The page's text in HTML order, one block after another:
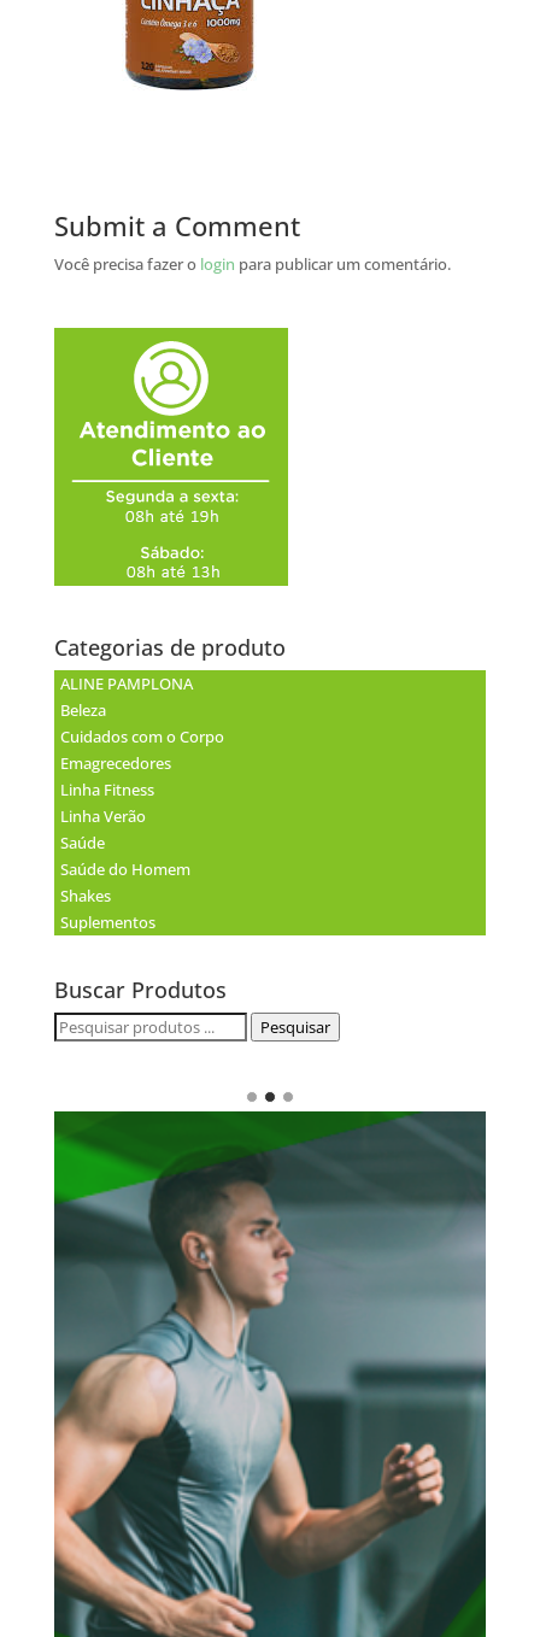
Submit a Comment
Você precisa fazer o login para publicar um comentário.
Categorias de produto
ALINE PAMPLONA
Beleza
Cuidados com o Corpo
Emagrecedores
Linha Fitness
Linha Verão
Saúde
Saúde do Homem
Shakes
Suplementos
Buscar Produtos
Pesquisar
Pesquisar